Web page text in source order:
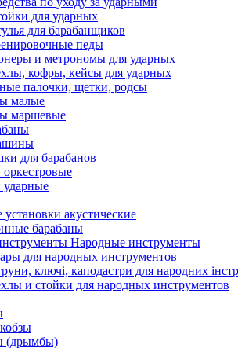
для ударных
для барабанщиков
педы
и метрономы для ударных
кофры, кейсы для ударных
палочки, щетки, родсы
малые
маршевые
для барабанов
оркестровые
ударные
акустические
барабаны
Народные инструменты
для народных инструментов
ключі, каподастри для народних
и стойки для народных инструментов
(дрымбы)